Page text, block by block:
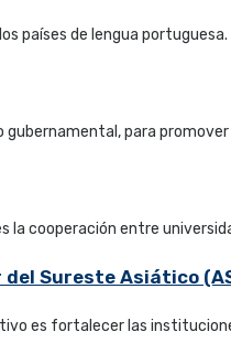
países de lengua portuguesa.
para
cooperación entre
Sureste Asiático
es fortalecer las